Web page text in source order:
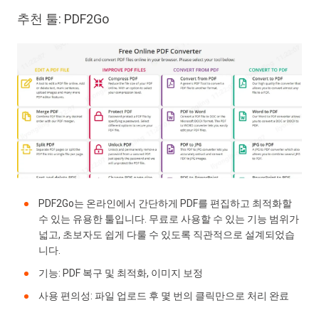
추천 툴: PDF2Go
PDF2Go는 온라인에서 간단하게 PDF를 편집하고 최적화할
수 있는 유용한 툴입니다. 무료로 사용할 수 있는 기능 범위가
넓고, 초보자도 쉽게 다룰 수 있도록 직관적으로 설계되었습
니다.
기능: PDF 복구 및 최적화, 이미지 보정
사용 편의성: 파일 업로드 후 몇 번의 클릭만으로 처리 완료